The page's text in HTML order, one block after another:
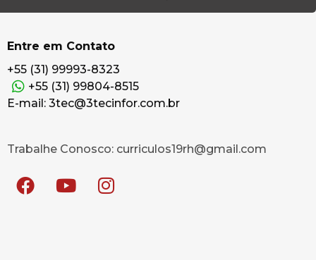
Entre em Contato
+55 (31) 99993-8323
+55 (31) 99804-8515
E-mail: 3tec@3tecinfor.com.br
Trabalhe Conosco: curriculos19rh@gmail.com